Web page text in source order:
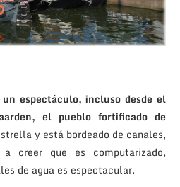
espectáculo, incluso desde el
el pueblo fortificado de
y está bordeado de canales,
creer que es computarizado,
de agua es espectacular.